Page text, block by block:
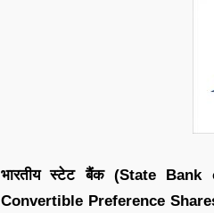
भारतीय स्टेट बैंक (State
Convertible Preference